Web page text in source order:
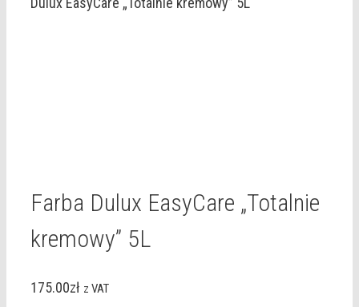
Farba Dulux EasyCare „Totalnie
kremowy” 5L
175.00zł z VAT